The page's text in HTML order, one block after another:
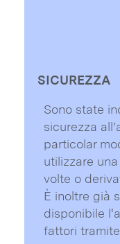
SICUREZZA
Sono state
sicurezza
particolar
utilizzare
volte o
È inoltre già
disponibile
fattori